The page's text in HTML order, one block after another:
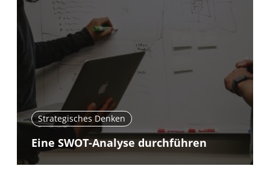
Strategisches Denken
Eine SWOT-Analyse durchführen